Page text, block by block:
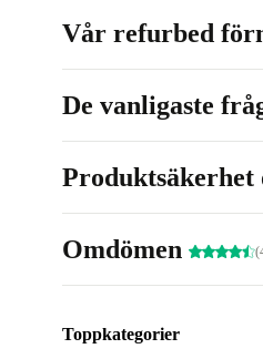
Vår refurbed
De vanligaste
Produktsäkerhet
Omdömen
Toppkategorier